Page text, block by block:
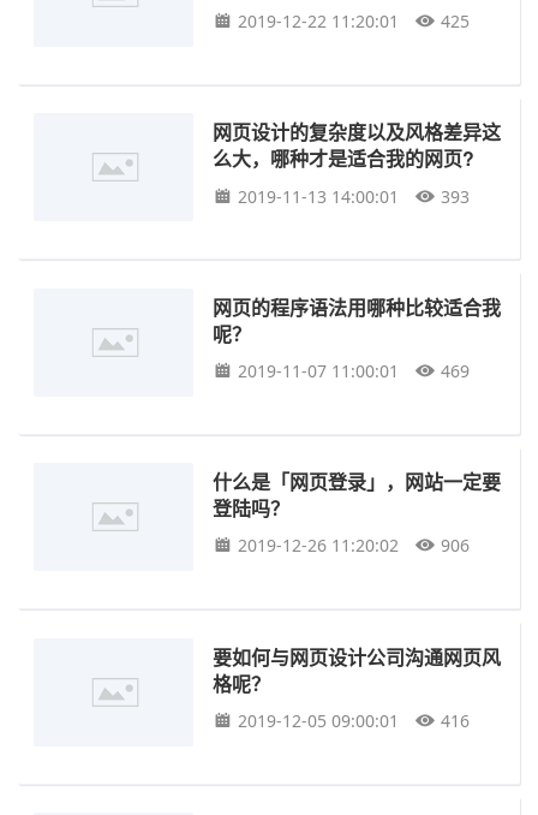
2019-12-22 11:20:01 425
网页设计的复杂度以及风格差异这
么大，哪种才是适合我的网页?
2019-11-13 14:00:01 393
网页的程序语法用哪种比较适合我
呢？
2019-11-07 11:00:01 469
什么是「网页登录」，网站一定要
登陆吗？
2019-12-26 11:20:02 906
要如何与网页设计公司沟通网页风
格呢？
2019-12-05 09:00:01 416